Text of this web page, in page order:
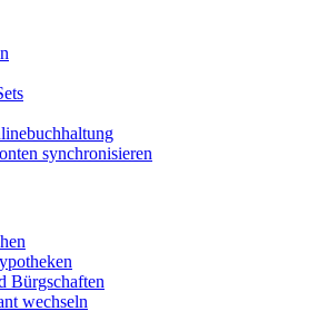
synchronisieren
Bürgschaften
wechseln